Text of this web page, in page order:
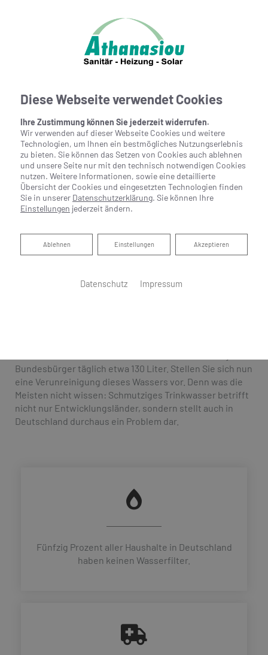
Hygienisch, komfortabel
Trinkwasserhygiene
Bundesbürger täglich etwa 130 Liter. Stellen Sie sich nun
eine Verunreinigung dieses Wassers vor. Denn was die
Meisten nicht wissen: Schmutziges Trinkwasser betrifft
nicht nur Entwicklungsländer, sondern stellt auch in
Deutschland durchaus ein Problem dar.
Fünfzig Prozent aller Haushalte in Deutschland
haben keinen Wasserfilter.
Diese Webseite verwendet Cookies
Ihre Zustimmung können Sie jederzeit widerrufen.
Wir verwenden auf dieser Webseite Cookies und weitere
Technologien, um Ihnen ein bestmögliches Nutzungserlebnis
zu bieten. Sie können das Setzen von Cookies auch ablehnen
und unsere Seite nur mit den technisch notwendigen Cookies
nutzen. Weitere Informationen, sowie eine detaillierte
Übersicht der Cookies und eingesetzten Technologien finden
Sie in unserer Datenschutzerklärung. Sie können Ihre
Einstellungen jederzeit ändern.
Akzeptieren
Einstellungen
Ablehnen
Ablehnen
Datenschutz Impressum